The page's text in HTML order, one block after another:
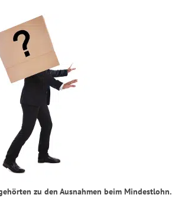
zu den Ausnahmen beim Mindestlohn.